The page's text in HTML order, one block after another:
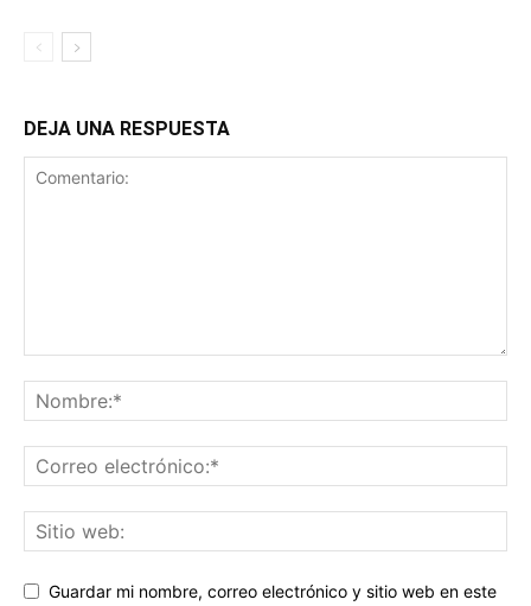
DEJA UNA RESPUESTA
Guardar mi nombre, correo electrónico y sitio web en este